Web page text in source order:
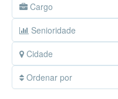
Cargo
Senioridade
Cidade
Ordenar por